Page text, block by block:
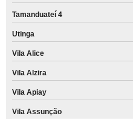
Tamanduateí 4
Utinga
Vila Alice
Vila Alzira
Vila Apiay
Vila Assunção